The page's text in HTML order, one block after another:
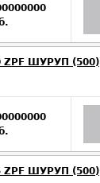
ZPF ШУРУП (500)
ZPF ШУРУП (500)